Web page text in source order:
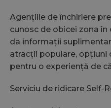
Agențiile de închiriere
cunosc de obicei zona în
da informații
atracții populare, opțiuni
pentru o experiență de
Serviciu de ridicare Self-